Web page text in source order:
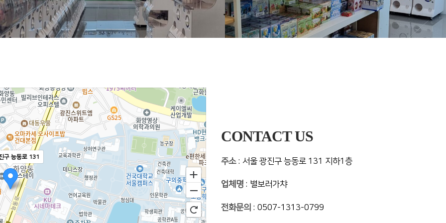
구 능동로 131
CONTACT US
주소: 서울 광진구 능동로 131 지하1층
업체명 : 별보러가챠
전화문의 : 0507-1313-0799